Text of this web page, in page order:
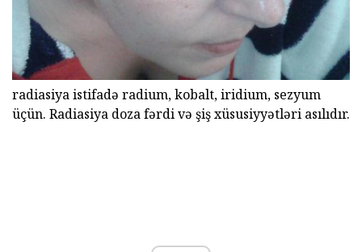
radiasiya istifadə radium, kobalt, iridium, sezyum
üçün. Radiasiya doza fərdi və şiş xüsusiyyətləri asılıdır.